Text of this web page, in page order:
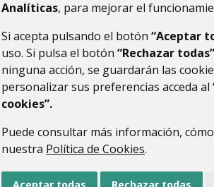
Analíticas, para mejorar el
Si acepta pulsando el botón “Aceptar
uso. Si pulsa el botón “Rechazar todas”
ninguna acción, se guardarán las
personalizar sus preferencias acceda al
cookies”.
Puede consultar más información,
nuestra Política de Cookies.
AVISO LEGAL PROTECCIÓN DE DATOS